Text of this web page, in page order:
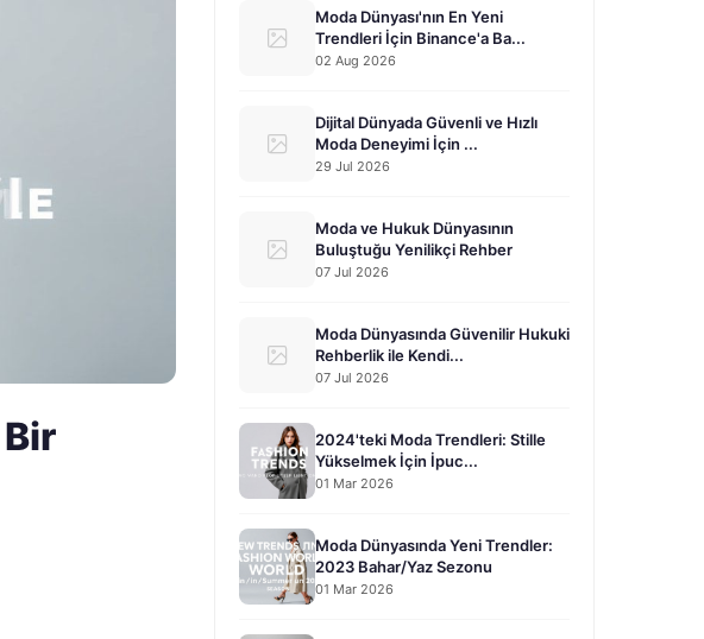
Moda Dünyası'nın En Yeni
Trendleri İçin Binance'a Ba...
02 Aug 2026
Dijital Dünyada Güvenli ve Hızlı
Moda Deneyimi İçin ...
29 Jul 2026
Moda ve Hukuk Dünyasının
Buluştuğu Yenilikçi Rehber
07 Jul 2026
Moda Dünyasında Güvenilir Hukuki
Rehberlik ile Kendi...
07 Jul 2026
2024'teki Moda Trendleri: Stille
Yükselmek İçin İpuc...
01 Mar 2026
Moda Dünyasında Yeni Trendler:
2023 Bahar/Yaz Sezonu
01 Mar 2026